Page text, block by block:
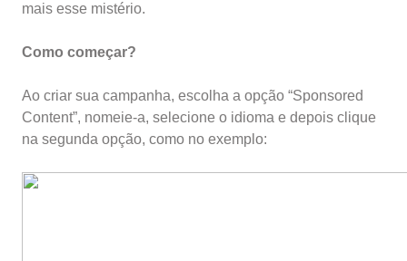
mais esse mistério.
Como começar?
Ao criar sua campanha, escolha a opção “Sponsored
Content”, nomeie-a, selecione o idioma e depois clique
na segunda opção, como no exemplo: